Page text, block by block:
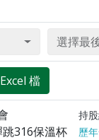
選擇最
檔
持
316保溫杯 歷